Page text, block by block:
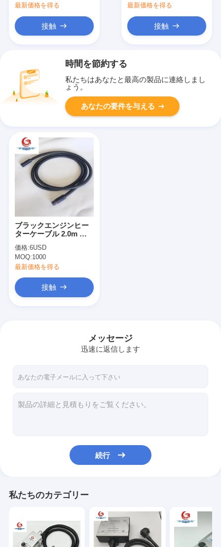
ホーム
企業情報
最新価格を得る
接触
最新価格を得る
接触
時間を節約する
私たちはあなたと最高の製品に連絡しまし
ょう。
あなたの要件を与える
ブラックエンジンヒー
ターケーブル 2.0m 低
ライン
価格:6USD
MOQ:1000
最新価格を得る
接触
メッセージ
迅速に返信します
続行
私たちのカテゴリー